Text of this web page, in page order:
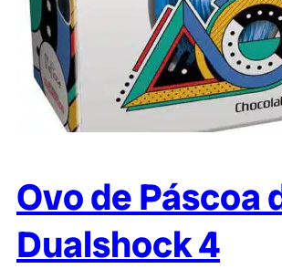
Ovo de
Dualshock 4